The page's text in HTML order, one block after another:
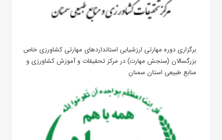
برگزاری دوره مهارتی ارزشیابی استانداردهای مهارتی کشاورزی خاص
بزرگسالان (سنجش مهارت) در مرکز تحقیقات و آموزش کشاورزی و
منابع طبیعی استان سمنان